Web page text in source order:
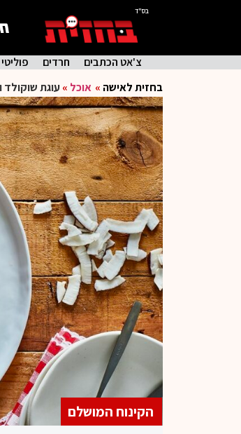
בס"ד
צ'אט הכתבים חרדים פוליטי
בחזית לאישה » אוכל »עוגת
הקינוח המושלם